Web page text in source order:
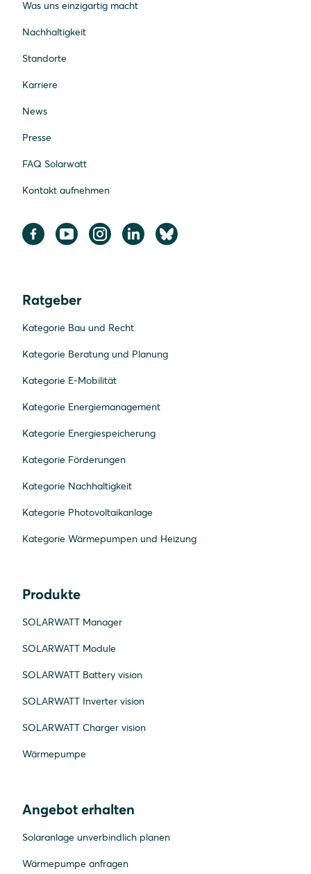
Was uns einzigartig macht
Nachhaltigkeit
Standorte
Karriere
News
Presse
FAQ Solarwatt
Kontakt aufnehmen
Ratgeber
Kategorie Bau und Recht
Kategorie Beratung und Planung
Kategorie E-Mobilität
Kategorie Energiemanagement
Kategorie Energiespeicherung
Kategorie Förderungen
Kategorie Nachhaltigkeit
Kategorie Photovoltaikanlage
Kategorie Wärmepumpen und Heizung
Produkte
SOLARWATT Manager
SOLARWATT Module
SOLARWATT Battery vision
SOLARWATT Inverter vision
SOLARWATT Charger vision
Wärmepumpe
Angebot erhalten
Solaranlage unverbindlich planen
Wärmepumpe anfragen